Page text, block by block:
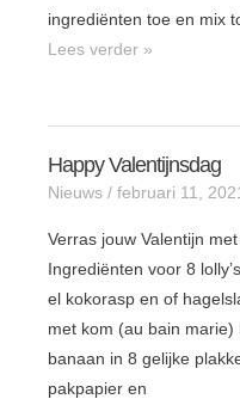
ingrediënten toe en mix
Lees verder »
Happy Valentijnsdag
Nieuws /februari 11,
Verras jouw Valentijn
Ingrediënten voor 8
el kokorasp en of
met kom (au bain
banaan in 8 gelijke
pakpapier en
Happy
Valentijnsdag